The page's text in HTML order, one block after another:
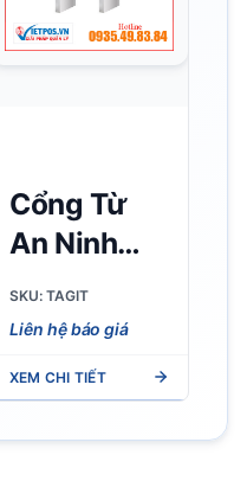
Cổng Từ
An Ninh
Thư Viện
Tagit
SKU: TAGIT
Liên hệ báo giá
XEM CHI TIẾT